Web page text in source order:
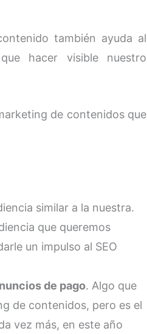
también ayuda al
hacer visible nuestro
de contenidos que
similar a la nuestra.
que queremos
un impulso al SEO
de pago. Algo que
de contenidos, pero es el
vez más, en este año